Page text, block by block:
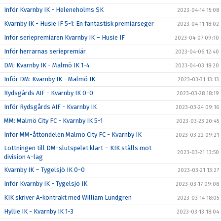
Inför Kvarnby IK - Heleneholms SK 2023-04-14 15:08
Kvarnby IK - Husie IF 5-1: En fantastisk premiärseger 2023-04-11 18:02
Inför seriepremiären Kvarnby IK – Husie IF 2023-04-07 09:10
Inför herrarnas seriepremiär 2023-04-06 12:40
DM: Kvarnby IK - Malmö IK 1-4 2023-04-03 18:20
Inför DM: Kvarnby IK - Malmö IK 2023-03-31 13:13
Rydsgårds AIF - Kvarnby IK 0-0 2023-03-28 18:19
Inför Rydsgårds AIF - Kvarnby IK 2023-03-24 09:16
MM: Malmö City FC - Kvarnby IK 5-1 2023-03-23 20:45
Inför MM-åttondelen Malmö City FC - Kvarnby IK 2023-03-22 09:21
Lottningen till DM-slutspelet klart – KIK ställs mot
division 4-lag
2023-03-21 13:50
Kvarnby IK – Tygelsjö IK 0-0 2023-03-21 13:27
Inför Kvarnby IK - Tygelsjö IK 2023-03-17 09:08
KIK skriver A-kontrakt med William Lundgren 2023-03-14 18:05
Hyllie IK - Kvarnby IK 1-3 2023-03-13 18:04